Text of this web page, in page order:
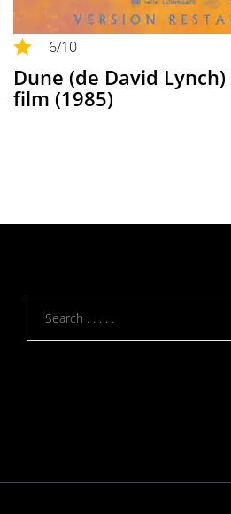
6/10
Dune (de David
film (1985)